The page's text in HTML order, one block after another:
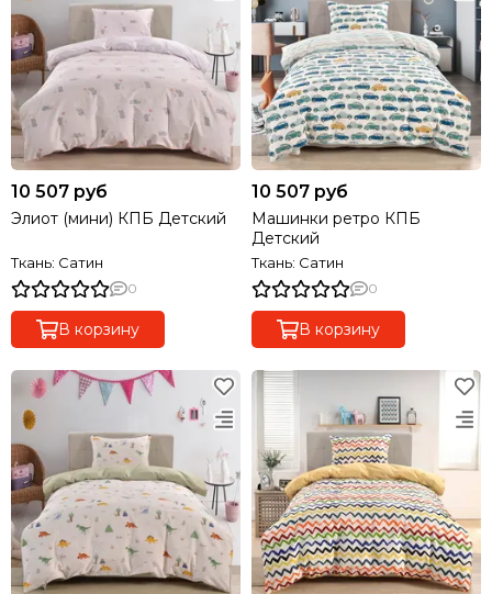
10 507 руб
Элиот (мини) КПБ Детский
Ткань: Сатин
0
В корзину
10 507 руб
Машинки ретро КПБ
Детский
Ткань: Сатин
0
В корзину